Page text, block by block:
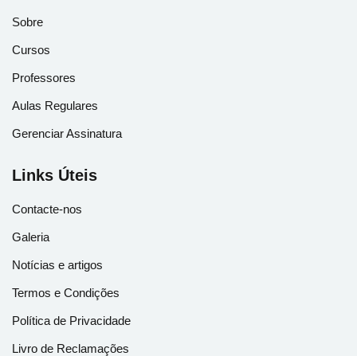
Sobre
Cursos
Professores
Aulas Regulares
Gerenciar Assinatura
Links Úteis
Contacte-nos
Galeria
Notícias e artigos
Termos e Condições
Política de Privacidade
Livro de Reclamações